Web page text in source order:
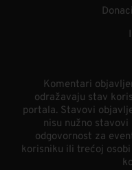
Komentari
odražavaju stav
portala. Stavovi
nisu nužno
odgovornost za
korisniku ili trećoj